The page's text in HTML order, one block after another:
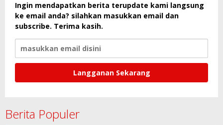
Ingin mendapatkan berita terupdate kami langsung
ke email anda? silahkan masukkan email dan
subscribe. Terima kasih.
Berita Populer